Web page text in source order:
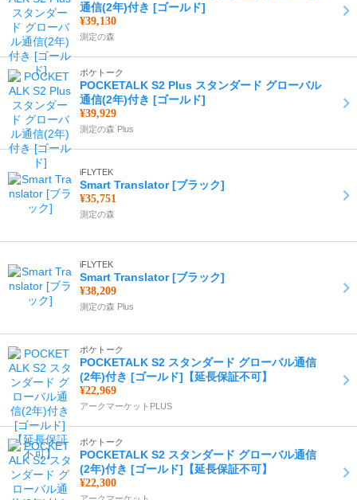
通信(2年)付き [ゴールド]
¥39,130
測定の森
ポケトーク
POCKETALK S2 Plus スタンダード グローバル
通信(2年)付き [ゴールド]
¥39,929
測定の森 Plus
iFLYTEK
Smart Translator [ブラック]
¥35,751
測定の森
iFLYTEK
Smart Translator [ブラック]
¥38,209
測定の森 Plus
ポケトーク
POCKETALK S2 スタンダード グローバル通信
(2年)付き [ゴールド]【延長保証不可】
¥22,969
アークマーケットPLUS
ポケトーク
POCKETALK S2 スタンダード グローバル通信
(2年)付き [ゴールド]【延長保証不可】
¥22,300